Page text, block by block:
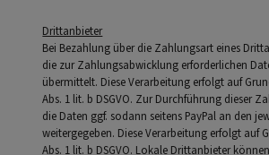
Drittanbieter
Bei Bezahlung über die Zahlungsart eines
die zur Zahlungsabwicklung erforderlichen
übermittelt. Diese Verarbeitung erfolgt auf
Abs. 1 lit. b DSGVO. Zur Durchführung dieser
die Daten ggf. sodann seitens PayPal an den
weitergegeben. Diese Verarbeitung erfolgt auf
Abs. 1 lit. b DSGVO. Lokale Drittanbieter